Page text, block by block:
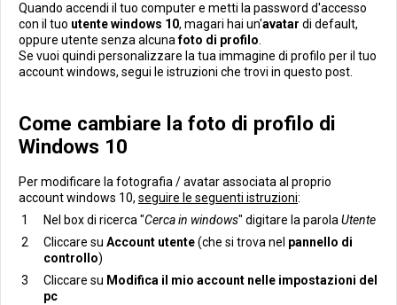
Quando accendi il tuo computer e metti la password d'accesso
con il tuo utente windows 10, magari hai un'avatar di default,
oppure utente senza alcunafoto di profilo
Se vuoi quindi personalizzare la tua immagine di profilo per il tuo
account windows, segui le istruzioni che trovi in questo post.
Come cambiare la foto di profilo di
Windows 10
Per modificare la fotografia / avatar associata al proprio
account windows 10, seguire le seguenti istruzioni:
Nel box di ricerca "Cerca in windows" digitare la parola Utente
Cliccare su Account utente(che si trova nel pannello di
controllo)
Cliccare su Modifica il mio account nelle impostazioni del
pc